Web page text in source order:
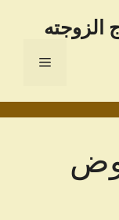
الزوجته
القائمة